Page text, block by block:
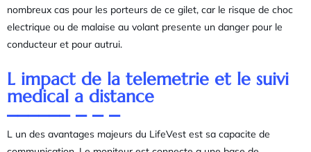
nombreux cas pour les porteurs de ce gilet, car le risque de choc
electrique ou de malaise au volant presente un danger pour le
conducteur et pour autrui.
L impact de la telemetrie et le suivi
medical a distance
L un des avantages majeurs du LifeVest est sa capacite de